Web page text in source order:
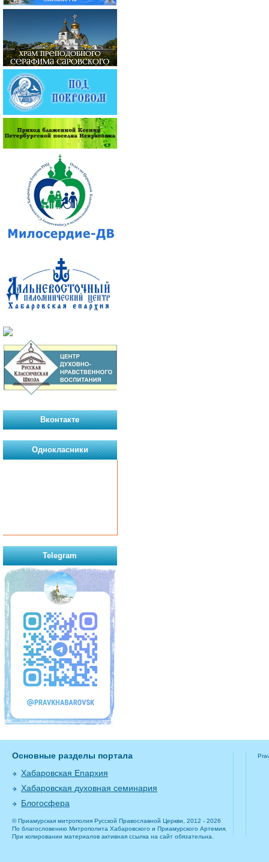
Вконтакте
Однокласники
Telegram
Основные разделы портала
Хабаровская Епархия
Хабаровская духовная семинария
Блогосфера
© Приамурская митрополия Русской Православной Церкви, 2012 - 2026
По благословению Митрополита Хабаровского и Приамурского Артемия.
При копировании материалов активная ссылка на сайт обязательна.